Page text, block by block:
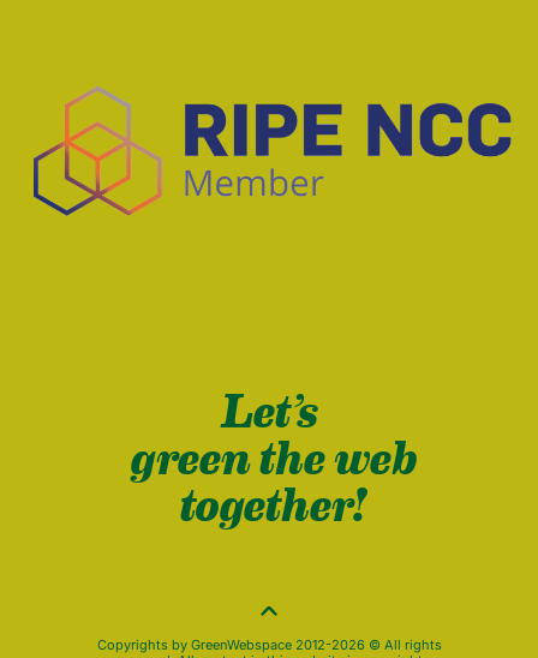
Let’s
green the web
together!
Copyrights by GreenWebspace 2012-2026 © All rights